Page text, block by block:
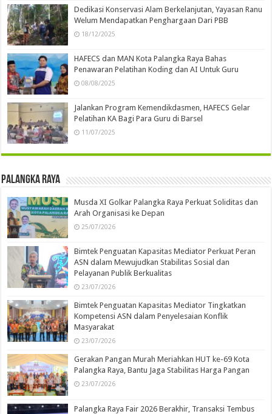
Dedikasi Konservasi Alam Berkelanjutan, Yayasan Ranu
Welum Mendapatkan Penghargaan Dari PBB
18/12/2025
HAFECS dan MAN Kota Palangka Raya Bahas
Penawaran Pelatihan Koding dan AI Untuk Guru
08/08/2025
Jalankan Program Kemendikdasmen, HAFECS Gelar
Pelatihan KA Bagi Para Guru di Barsel
11/07/2025
Palangka Raya
Musda XI Golkar Palangka Raya Perkuat Soliditas dan
Arah Organisasi ke Depan
25/07/2026
Bimtek Penguatan Kapasitas Mediator Perkuat Peran
ASN dalam Mewujudkan Stabilitas Sosial dan
Pelayanan Publik Berkualitas
23/07/2026
Bimtek Penguatan Kapasitas Mediator Tingkatkan
Kompetensi ASN dalam Penyelesaian Konflik
Masyarakat
23/07/2026
Gerakan Pangan Murah Meriahkan HUT ke-69 Kota
Palangka Raya, Bantu Jaga Stabilitas Harga Pangan
23/07/2026
Palangka Raya Fair 2026 Berakhir, Transaksi Tembus